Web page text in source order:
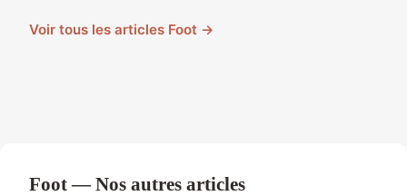
Voir tous les articles Foot →
Foot — Nos autres articles